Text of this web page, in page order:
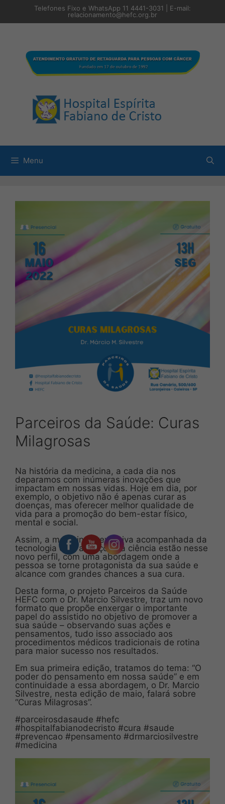
o
Telefones Fixo e WhatsApp 11 4441-3031 | E-mail:
relacionamento@hefc.org.br
Menu
Parceiros da Saúde: Curas
Milagrosas
Na história da medicina, a cada dia nos
deparamos com inúmeras inovações que
impactam em nossas vidas. Hoje em dia, por
exemplo, o objetivo não é apenas curar as
doenças, mas oferecer melhor qualidade de
vida para a promoção do bem-estar físico,
mental e social.
Assim, a medicina preventiva acompanhada da
tecnologia e os avanços da ciência estão nesse
novo perfil, com uma abordagem onde a
pessoa se torne protagonista da sua saúde e
alcance com grandes chances a sua cura.
Desta forma, o projeto Parceiros da Saúde
HEFC com o Dr. Marcio Silvestre, traz um novo
formato que propõe enxergar o importante
papel do assistido no objetivo de promover a
sua saúde – observando suas ações e
pensamentos, tudo isso associado aos
procedimentos médicos tradicionais de rotina
para maior sucesso nos resultados.
Em sua primeira edição, tratamos do tema: “O
poder do pensamento em nossa saúde” e em
continuidade a essa abordagem, o Dr. Marcio
Silvestre, nesta edição de maio, falará sobre
“Curas Milagrosas”.
#parceirosdasaude #hefc
#hospitalfabianodecristo #cura #saude
#prevencao #pensamento #drmarciosilvestre
#medicina